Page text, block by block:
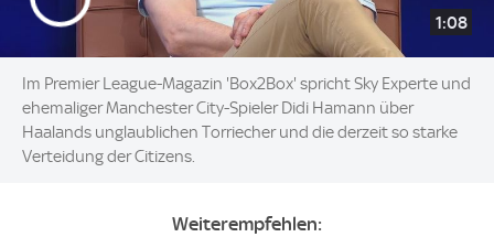
1:08
Im Premier League-Magazin 'Box2Box' spricht Sky Experte und
ehemaliger Manchester City-Spieler Didi Hamann über
Haalands unglaublichen Torriecher und die derzeit so starke
Verteidung der Citizens.
Weiterempfehlen: